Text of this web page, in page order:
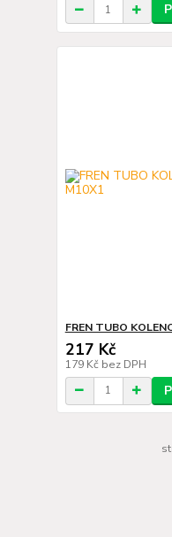
FREN TUBO
217 Kč
179 Kč bez DPH